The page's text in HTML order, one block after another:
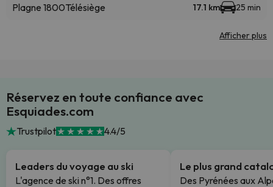
Plagne 1800Télésiège 17.1 km 25 min
Afficher plus
Réservez en toute confiance avec
Esquiades.com
Trustpilot 4.4/5
Leaders du voyage au ski
L'agence de ski n°1. Des offres
Le plus grand
Des Pyrénées aux